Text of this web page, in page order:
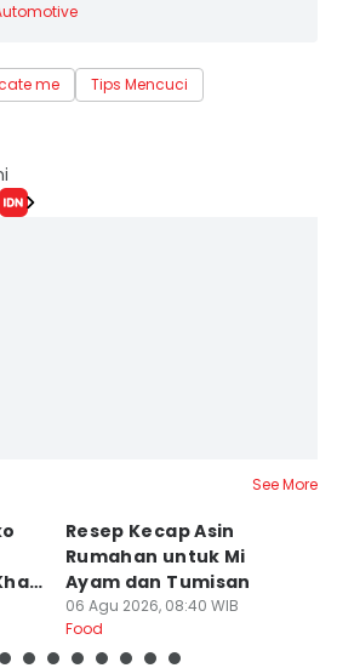
me Tips Mencuci
See More
Resep Kecap Asin
Rumahan untuk Mi
Ayam dan Tumisan
06 Agu 2026, 08:40 WIB
Food